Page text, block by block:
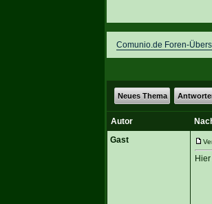
Vereinsdiskussion
Comunio.de Foren-
Neues Thema
Autor
Gast